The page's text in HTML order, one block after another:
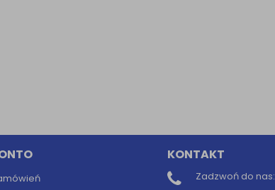
KONTAKT
Zadzwoń do nas: